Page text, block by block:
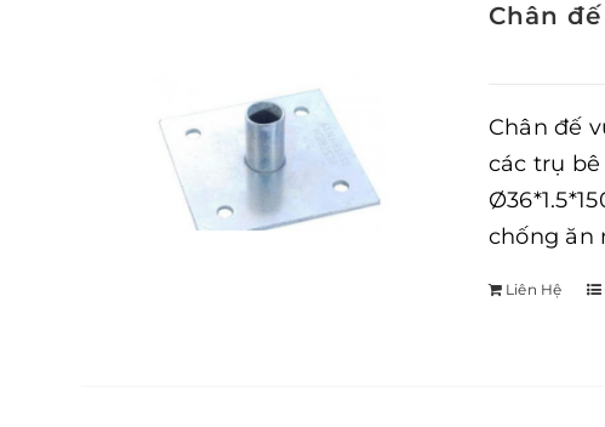
Chân
Chân đế
các trụ
chống ăn
Liên Hệ